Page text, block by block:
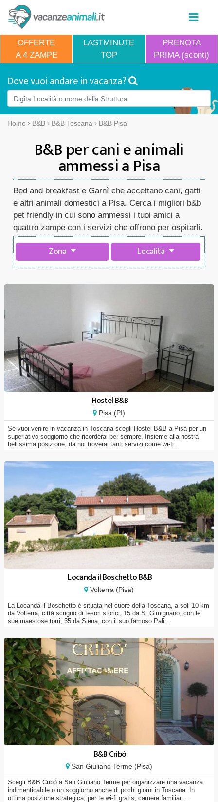
OFFERTE
A 4 ZAMPE
LASTMINUTE
TOP
PRENOTA
PRIMA (sconti)
Dove vuoi andare in vacanza?
Home B&B B&B Toscana B&B Pisa
B&B per cani e animali
ammessi a Pisa
Bed and breakfast e Garnì che accettano cani, gatti
e altri animali domestici a Pisa. Cerca i migliori b&b
pet friendly in cui sono ammessi i tuoi amici a
quattro zampe con i servizi che offrono per ospitarli.
Zona Località
Hostel B&B
Pisa (PI)
Se vuoi venire in vacanza in Toscana scegli Hostel B&B a Pisa per un
superlativo soggiorno che ricorderai per sempre. Insieme alla nostra
bellissima posizione, da noi troverai tanti servizi come wi-fi...
Locanda il Boschetto B&B
Volterra (Pisa)
La Locanda il Boschetto è situata nel cuore della Toscana, a soli 10 km
da Volterra, città scrigno di tesori storici, 15 da S. Gimignano, con le
sue maestose torri, 35 da Siena, con il suo famoso Pali...
B&B Cribò
San Giuliano Terme (Pisa)
Scegli B&B Cribò a San Giuliano Terme per organizzare una vacanza
indimenticabile o un soggiorno anche di pochi giorni in Toscana. In
ottima posizione strategica, per te wi-fi gratis, camere familiari...